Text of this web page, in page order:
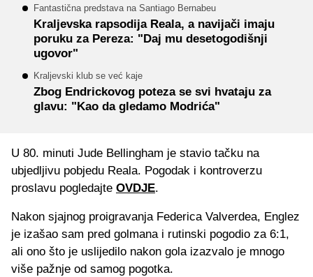
Fantastična predstava na Santiago Bernabeu
Kraljevska rapsodija Reala, a navijači imaju
poruku za Pereza: "Daj mu desetogodišnji
ugovor"
Kraljevski klub se već kaje
Zbog Endrickovog poteza se svi hvataju za
glavu: "Kao da gledamo Modrića"
U 80. minuti Jude Bellingham je stavio tačku na
ubjedljivu pobjedu Reala. Pogodak i kontroverzu
proslavu pogledajte OVDJE.
Nakon sjajnog proigravanja Federica Valverdea, Englez
je izašao sam pred golmana i rutinski pogodio za 6:1,
ali ono što je uslijedilo nakon gola izazvalo je mnogo
više pažnje od samog pogotka.